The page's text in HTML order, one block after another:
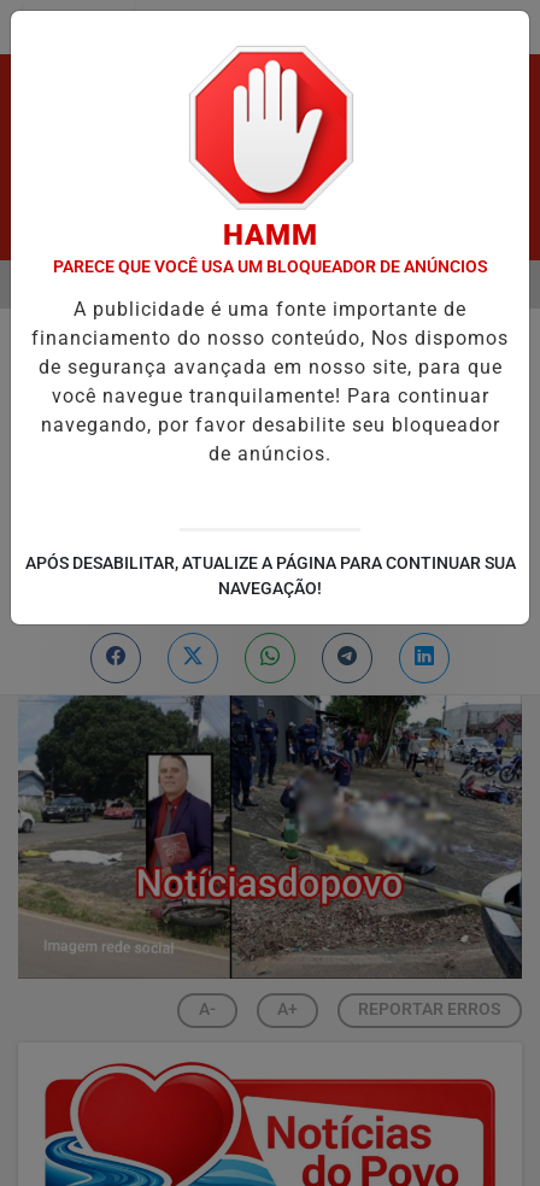
EM ALTA
ACIDENTE
Vídeo :Pastor perde a vida após
acidente.
Ouro Preto:A vítima foi identificada como
PorAdm
30/03/2026 18:02 30/03/2026 19:48
A- A+ REPORTAR ERROS
HAMM
PARECE QUE VOCÊ USA UM BLOQUEADOR DE ANÚNCIOS
A publicidade é uma fonte importante de
financiamento do nosso conteúdo, Nos dispomos
de segurança avançada em nosso site, para que
você navegue tranquilamente! Para continuar
navegando, por favor desabilite seu bloqueador
de anúncios.
APÓS DESABILITAR, ATUALIZE A PÁGINA PARA CONTINUAR SUA
NAVEGAÇÃO!